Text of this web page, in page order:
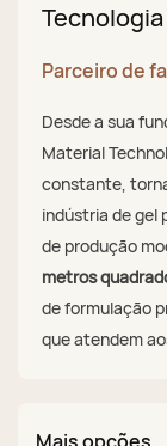
Parceiro de
Desde a sua
Material
constante,
indústria de gel
de produção
metros
de formulação
que atendem